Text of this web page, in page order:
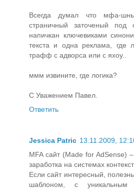
Всегда думал что мфа-
страничный заточеный под
напичкан ключевиками
текста и одна реклама, где
трафф с адворса или с яхоу..
ммм извините, где логика?
С Уважением Павел.
Ответить
Jessica Patric 13.11.2009,
MFA сайт (Made for AdSense)
заработка на системах
Если сайт интересный,
шаблоном, с уникальным